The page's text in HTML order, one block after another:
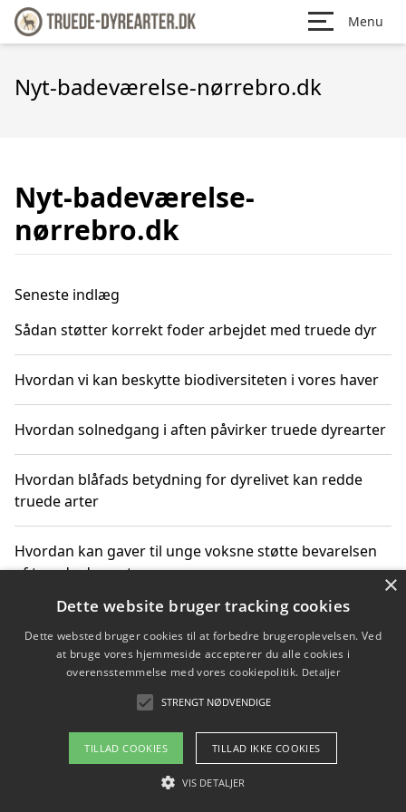
Menu
Nyt-badeværelse-nørrebro.dk
Nyt-badeværelse-
nørrebro.dk
Seneste indlæg
Sådan støtter korrekt foder arbejdet med truede dyr
Hvordan vi kan beskytte biodiversiteten i vores haver
Hvordan solnedgang i aften påvirker truede dyrearter
Hvordan blåfads betydning for dyrelivet kan redde
truede arter
Hvordan kan gaver til unge voksne støtte bevarelsen
af truede dyrearter
Copyright 2026 - Pilanto Aps
Betingelser
×
Dette website bruger tracking cookies
Dette websted bruger cookies til at forbedre brugeroplevelsen. Ved
at bruge vores hjemmeside accepterer du alle cookies i
overensstemmelse med vores cookiepolitik. Detaljer
STRENGT NØDVENDIGE
TILLAD COOKIES TILLAD IKKE COOKIES
VIS DETALJER